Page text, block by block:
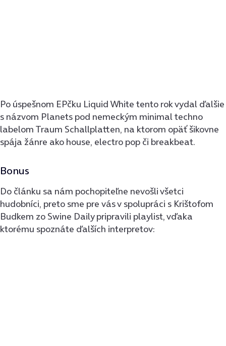
Po úspešnom EPčku Liquid White tento rok vydal ďalšie
s názvom Planets pod nemeckým minimal techno
labelom Traum Schallplatten, na ktorom opäť šikovne
spája žánre ako house, electro pop či breakbeat.
Bonus
Do článku sa nám pochopiteľne nevošli všetci
hudobníci, preto sme pre vás v spolupráci s Krištofom
Budkem zo Swine Daily pripravili playlist, vďaka
ktorému spoznáte ďalších interpretov: